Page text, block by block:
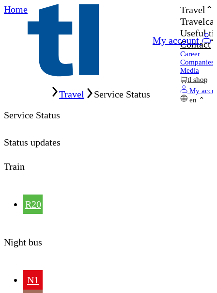
Home
My account
Travel
Useful
Contact
Career
Companies
Media
tl shop
My
en
Travel
Service Status
Service Status
Status updates
Train
R20
Night bus
N1